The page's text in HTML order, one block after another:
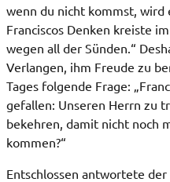
wenn du nicht kommst, wird
Franciscos Denken kreiste
wegen all der Sünden.“
Verlangen, ihm Freude zu
Tages folgende Frage:
gefallen: Unseren Herrn zu
bekehren, damit nicht noch
kommen?“
Entschlossen antwortete